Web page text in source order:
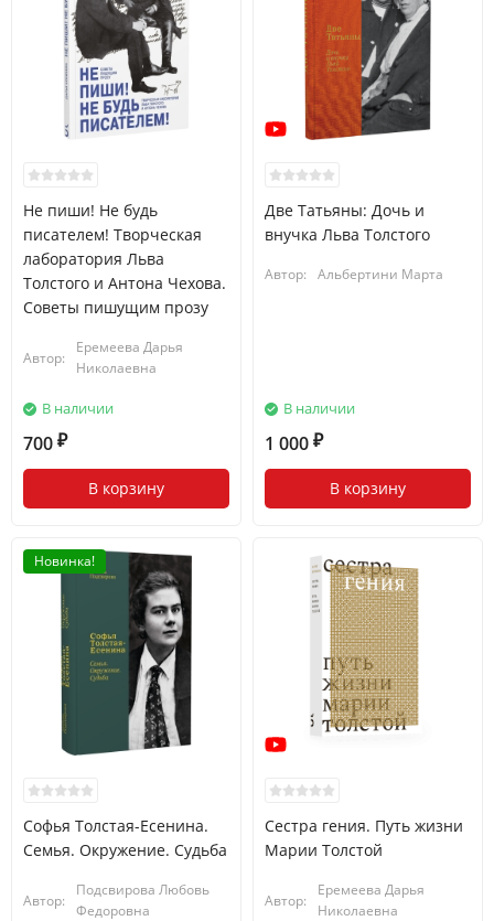
Не пиши! Не будь
писателем! Творческая
лаборатория Льва
Толстого и Антона Чехова.
Советы пишущим прозу
Автор:
Еремеева Дарья
Николаевна
В наличии
700 ₽
В корзину
Две Татьяны: Дочь и
внучка Льва Толстого
Автор: Альбертини Марта
В наличии
1 000 ₽
В корзину
Новинка!
Софья Толстая-Есенина.
Семья. Окружение. Судьба
Автор:
Подсвирова Любовь
Федоровна
Сестра гения. Путь жизни
Марии Толстой
Автор:
Еремеева Дарья
Николаевна